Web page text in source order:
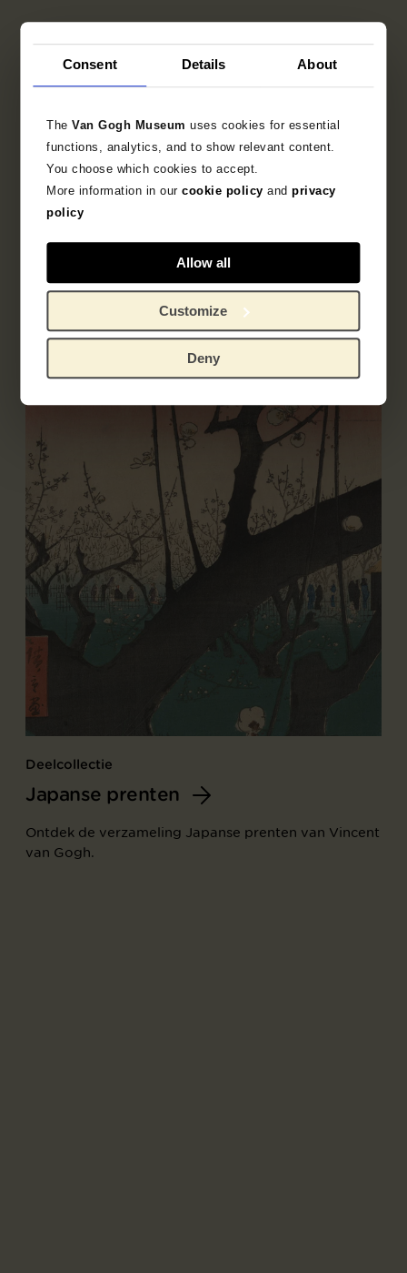
Consent Details About
TheVan Gogh Museumuses cookies for essential
functions, analytics, and to show relevant content.
You choose which cookies to accept.
More information in ourcookie policy andprivacy
policy
Allow all
Customize
Deny
Ontwerper
Utagawa Kunisada
Uitgever
Kagiya Shōbei
Opschriften / merken
Literatuur
Deelcollectie
Japanse prenten
Ontdek de verzameling Japanse prenten van Vincent
van Gogh.